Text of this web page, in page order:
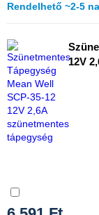
Rendelhető ~2-5
12V